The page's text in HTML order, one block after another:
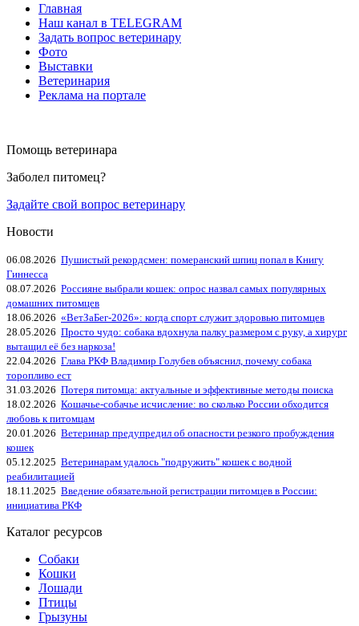
Главная
Наш канал в TELEGRAM
Задать вопрос ветеринару
Фото
Выставки
Ветеринария
Реклама на портале
Помощь ветеринара
Заболел питомец?
Задайте свой вопрос ветеринару
Новости
06.08.2026 Пушистый рекордсмен: померанский шпиц попал в Книгу
Гиннесса
08.07.2026 Россияне выбрали кошек: опрос назвал самых популярных
домашних питомцев
18.06.2026 «ВетЗаБег‑2026»: когда спорт служит здоровью питомцев
28.05.2026 Просто чудо: собака вдохнула палку размером с руку, а хирург
вытащил её без наркоза!
22.04.2026 Глава РКФ Владимир Голубев объяснил, почему собака
торопливо ест
31.03.2026 Потеря питомца: актуальные и эффективные методы поиска
18.02.2026 Кошачье-собачье исчисление: во сколько России обходится
любовь к питомцам
20.01.2026 Ветеринар предупредил об опасности резкого пробуждения
кошек
05.12.2025 Ветеринарам удалось "подружить" кошек с водной
реабилитацией
18.11.2025 Введение обязательной регистрации питомцев в России:
инициатива РКФ
Каталог ресурсов
Собаки
Кошки
Лошади
Птицы
Грызуны